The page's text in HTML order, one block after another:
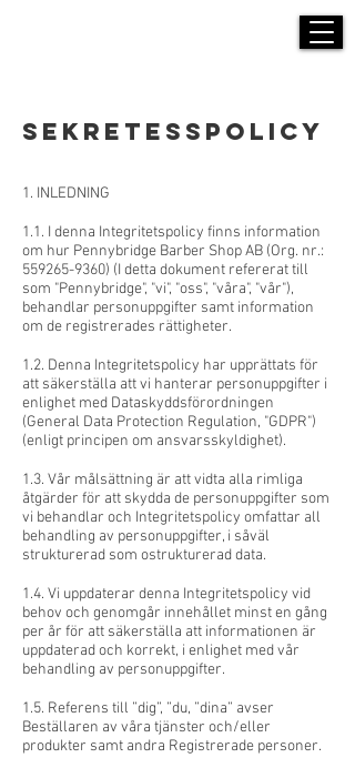
Sekretesspolicy
1. INLEDNING
1.1. I denna Integritetspolicy finns information
om hur Pennybridge Barber Shop AB (Org. nr.:
559265-9360) (I detta dokument refererat till
som "Pennybridge", "vi", "oss", "våra", "vår"),
behandlar personuppgifter samt information
om de registrerades rättigheter.
1.2. Denna Integritetspolicy har upprättats för
att säkerställa att vi hanterar personuppgifter i
enlighet med Dataskyddsförordningen
(General Data Protection Regulation, "GDPR")
(enligt principen om ansvarsskyldighet).
1.3. Vår målsättning är att vidta alla rimliga
åtgärder för att skydda de personuppgifter som
vi behandlar och Integritetspolicy omfattar all
behandling av personuppgifter, i såväl
strukturerad som ostrukturerad data.
1.4. Vi uppdaterar denna Integritetspolicy vid
behov och genomgår innehållet minst en gång
per år för att säkerställa att informationen är
uppdaterad och korrekt, i enlighet med vår
behandling av personuppgifter.
1.5. Referens till ”dig”, ”du, ”dina” avser
Beställaren av våra tjänster och/eller
produkter samt andra Registrerade personer.